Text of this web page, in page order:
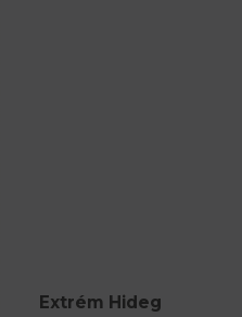
Extrém Hideg